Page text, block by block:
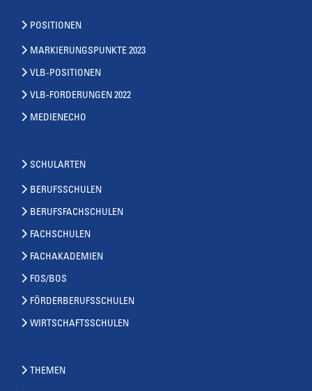
POSITIONEN
MARKIERUNGSPUNKTE 2023
VLB-POSITIONEN
VLB-FORDERUNGEN 2022
MEDIENECHO
SCHULARTEN
BERUFSSCHULEN
BERUFSFACHSCHULEN
FACHSCHULEN
FACHAKADEMIEN
FOS/BOS
FÖRDERBERUFSSCHULEN
WIRTSCHAFTSSCHULEN
THEMEN